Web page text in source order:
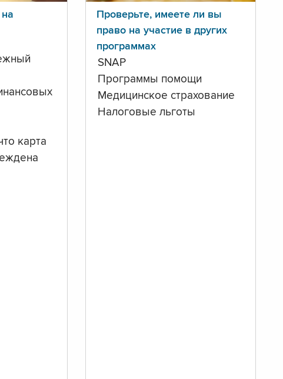
карта
Проверьте, имеете ли вы
право на участие в других
программах
SNAP
Программы помощи
Медицинское страхование
Налоговые льготы